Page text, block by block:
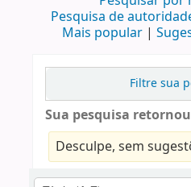
Pesquisa de
Mais popular
Filtre sua
Sua pesquisa
Desculpe, sem